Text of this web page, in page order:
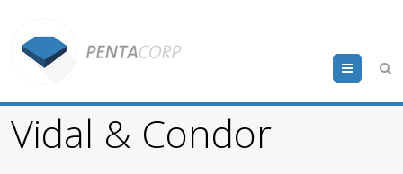
Menu
Vidal & Condor